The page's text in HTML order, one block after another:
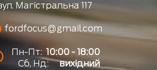
Магістральна 117
fordfocus@gmail.com
Пн-Пт: 10:00 - 18:00
Сб, Нд:
вихідний